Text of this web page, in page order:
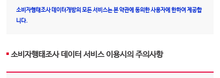
소비자행태조사 데이터개방의 모든 서비스는 본 약관에 동의한 사용자에 한하여 제공합
니다.
소비자행태조사 데이터 서비스 이용시의 주의사항